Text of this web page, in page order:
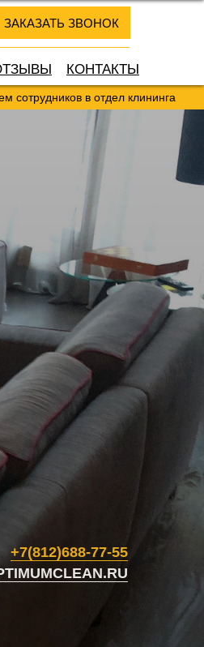
ЗАКАЗАТЬ ЗВОНОК
КОНТАКТЫ
в отдел клининга
+7(812)688-77-55